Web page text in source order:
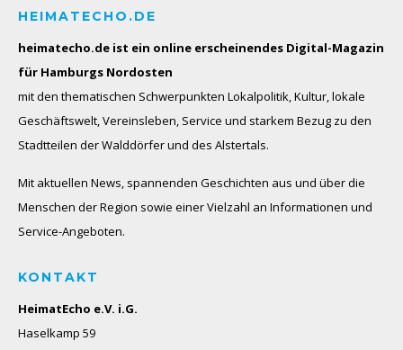
HEIMATECHO.DE
heimatecho.de ist ein online erscheinendes Digital-Magazin
für Hamburgs Nordosten
mit den thematischen Schwerpunkten Lokalpolitik, Kultur, lokale
Geschäftswelt, Vereinsleben, Service und starkem Bezug zu den
Stadtteilen der Walddörfer und des Alstertals.
Mit aktuellen News, spannenden Geschichten aus und über die
Menschen der Region sowie einer Vielzahl an Informationen und
Service-Angeboten.
KONTAKT
HeimatEcho e.V. i.G.
Haselkamp 59